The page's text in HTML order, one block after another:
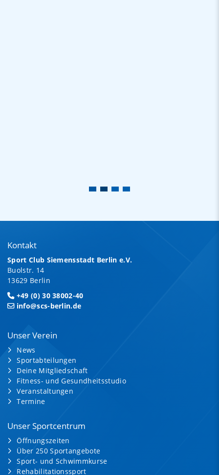
Kontakt
Sport Club Siemensstadt Berlin e.V.
Buolstr. 14
13629 Berlin
+49 (0) 30 38002-40
info@scs-berlin.de
Unser Verein
News
Sportabteilungen
Deine Mitgliedschaft
Fitness- und Gesundheitsstudio
Veranstaltungen
Termine
Unser Sportcentrum
Öffnungszeiten
Über 250 Sportangebote
Sport- und Schwimmkurse
Rehabilitationssport